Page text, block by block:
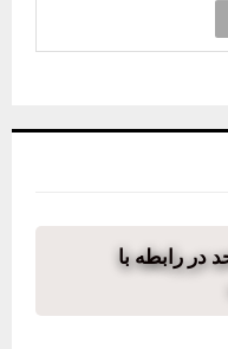
در رابطه با